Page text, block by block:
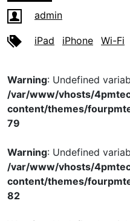
admin
iPad iPhone Wi-Fi
Warning: Undefined
/var/www/vhosts/
content/themes/
79
Warning: Undefined
/var/www/vhosts/
content/themes/
82